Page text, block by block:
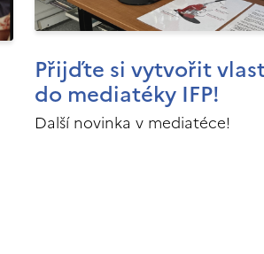
Přijďte si vytvořit
do mediatéky IFP!
Další novinka v mediatéce!